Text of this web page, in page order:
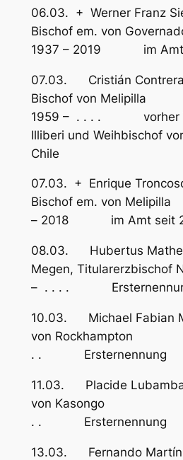
06.03. + Werner Franz
Bischof em. von
1937 – 2019 im Amt
07.03. Cristián
Bischof von
1959 – . . . . vorher
Illiberi und Weihbischof
Chile
07.03. + Enrique
Bischof em. von
– 2018 im Amt seit
08.03. Hubertus
Megen, Titularerzbischof
– . . . .
10.03. Michael Fabian
von
. . Ersternennung
11.03. Placide
von Kasongo
. . Ersternennung
13.03. Fernando Martín